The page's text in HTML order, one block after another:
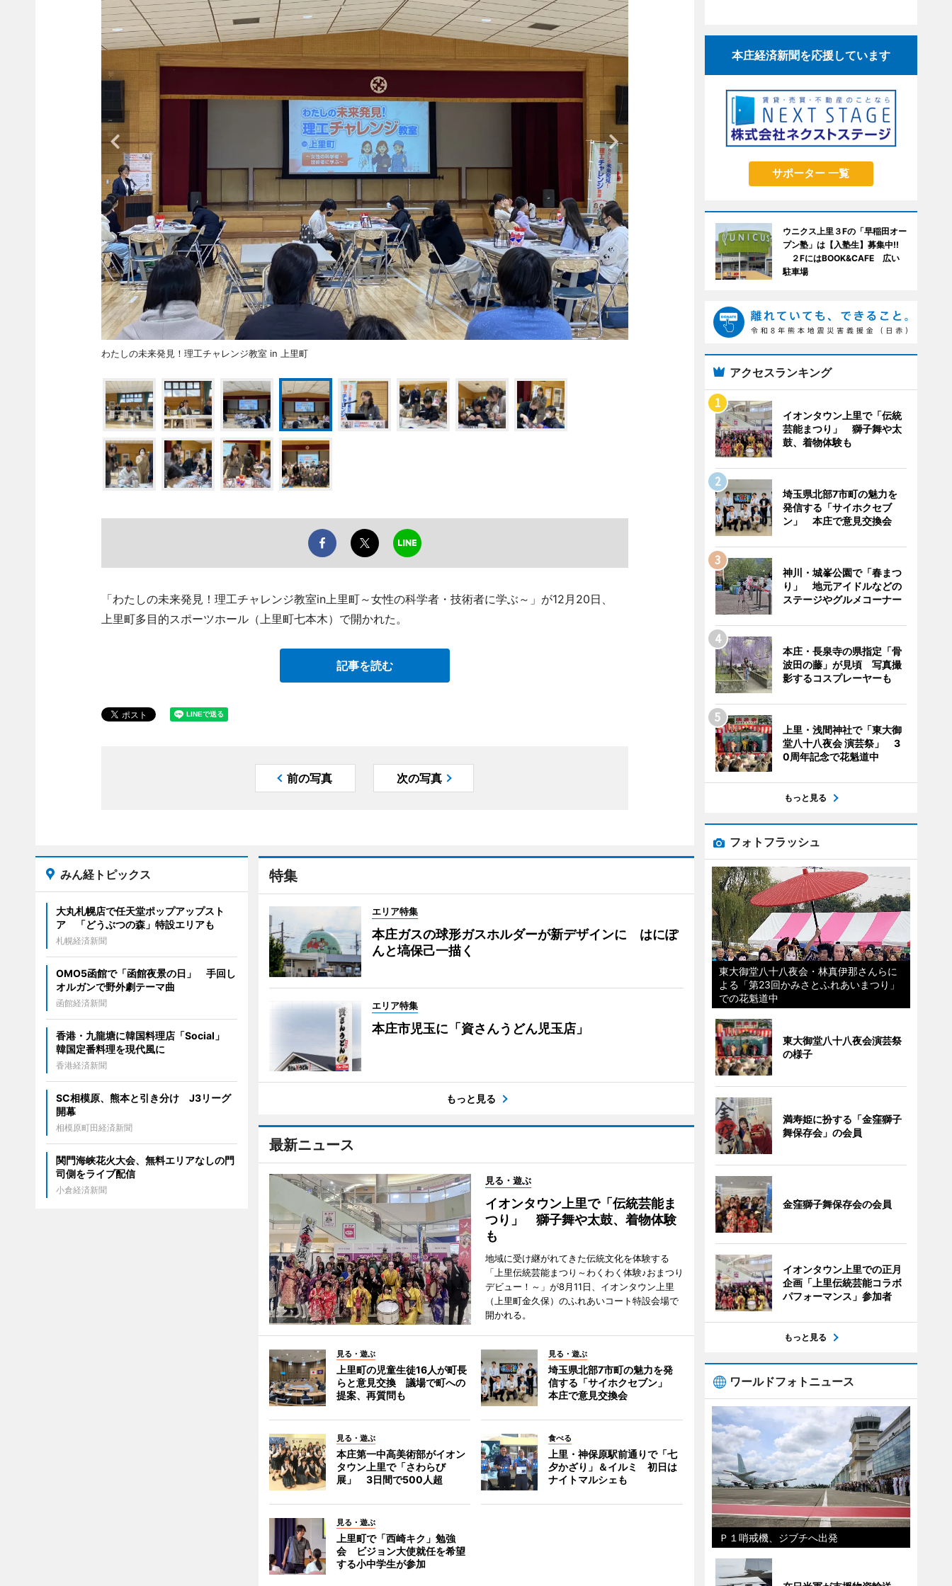
わたしの未来発見！理工チャレンジ教室 in 上里町
「わたしの未来発見！理工チャレンジ教室in上里町～女性の科学者・技術者に学ぶ～」が12月20日、
上里町多目的スポーツホール（上里町七本木）で開かれた。
記事を読む
前の写真 次の写真
特集
エリア特集
本庄ガスの球形ガスホルダーが新デザインに はにぽ
んと塙保己一描く
エリア特集
本庄市児玉に「資さんうどん児玉店」
もっと見る
最新ニュース
見る・遊ぶ
イオンタウン上里で「伝統芸能ま
つり」 獅子舞や太鼓、着物体験
も
地域に受け継がれてきた伝統文化を体験する
「上里伝統芸能まつり～わくわく体験♪おまつり
デビュー！～」が8月11日、イオンタウン上里
（上里町金久保）のふれあいコート特設会場で
開かれる。
見る・遊ぶ
上里町の児童生徒16人が町長
らと意見交換 議場で町への
提案、再質問も
見る・遊ぶ
埼玉県北部7市町の魅力を発
信する「サイホクセブン」
本庄で意見交換会
見る・遊ぶ
本庄第一中高美術部がイオン
タウン上里で「さわらび
展」 3日間で500人超
食べる
上里・神保原駅前通りで「七
夕かざり」＆イルミ 初日は
ナイトマルシェも
見る・遊ぶ
上里町で「西崎キク」勉強
会 ビジョン大使就任を希望
する小中学生が参加
みん経トピックス
大丸札幌店で任天堂ポップアップスト
ア 「どうぶつの森」特設エリアも
札幌経済新聞
OMO5函館で「函館夜景の日」 手回し
オルガンで野外劇テーマ曲
函館経済新聞
香港・九龍塘に韓国料理店「Social」
韓国定番料理を現代風に
香港経済新聞
SC相模原、熊本と引き分け J3リーグ
開幕
相模原町田経済新聞
関門海峡花火大会、無料エリアなしの門
司側をライブ配信
小倉経済新聞
本庄経済新聞を応援しています
サポーター 一覧
ウニクス上里３Fの「早稲田オー
プン塾」は【入塾生】募集中!!
２FにはBOOK&CAFE 広い
駐車場
アクセスランキング
イオンタウン上里で「伝統
芸能まつり」 獅子舞や太
鼓、着物体験も
埼玉県北部7市町の魅力を
発信する「サイホクセブ
ン」 本庄で意見交換会
神川・城峯公園で「春まつ
り」 地元アイドルなどの
ステージやグルメコーナー
本庄・長泉寺の県指定「骨
波田の藤」が見頃 写真撮
影するコスプレーヤーも
上里・浅間神社で「東大御
堂八十八夜会 演芸祭」 3
0周年記念で花魁道中
もっと見る
フォトフラッシュ
東大御堂八十八夜会・林真伊那さんらに
よる「第23回かみさとふれあいまつり」
での花魁道中
東大御堂八十八夜会演芸祭
の様子
満寿姫に扮する「金窪獅子
舞保存会」の会員
金窪獅子舞保存会の会員
イオンタウン上里での正月
企画「上里伝統芸能コラボ
パフォーマンス」参加者
もっと見る
ワールドフォトニュース
Ｐ１哨戒機、ジブチへ出発